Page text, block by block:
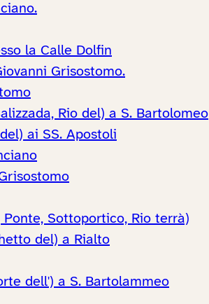
la Calle Dolfin
Grisostomo.
Rio del) a S. Bartolomeo
ai SS. Apostoli
Ponte, Sottoportico, Rio terrà)
del) a Rialto
dell') a S. Bartolammeo